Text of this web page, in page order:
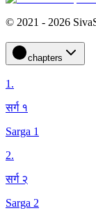
© 2021 - 2026
chapters
1.
सर्ग १
Sarga 1
2.
सर्ग २
Sarga 2